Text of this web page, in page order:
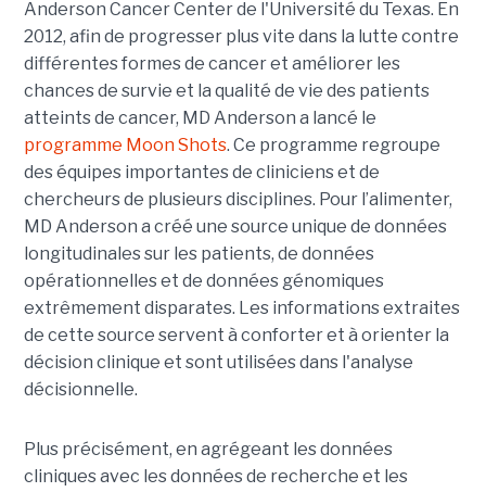
Anderson Cancer Center de l'Université du Texas. En
2012, afin de progresser plus vite dans la lutte contre
différentes formes de cancer et améliorer les
chances de survie et la qualité de vie des patients
atteints de cancer, MD Anderson a lancé le
programme Moon Shots. Ce programme regroupe
des équipes importantes de cliniciens et de
chercheurs de plusieurs disciplines. Pour l’alimenter,
MD Anderson a créé une source unique de données
longitudinales sur les patients, de données
opérationnelles et de données génomiques
extrêmement disparates. Les informations extraites
de cette source servent à conforter et à orienter la
décision clinique et sont utilisées dans l'analyse
décisionnelle.
Plus précisément, en agrégeant les données
cliniques avec les données de recherche et les